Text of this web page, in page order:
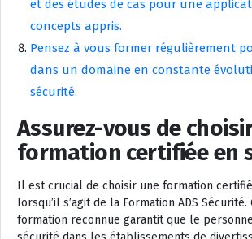
et des études de cas pour une
concepts appris.
Pensez à vous former régulièrement
dans un domaine en constante
sécurité.
Assurez-vous de
formation certifiée en
Il est crucial de choisir une formation
lorsqu’il s’agit de la Formation ADS
formation reconnue garantit que le